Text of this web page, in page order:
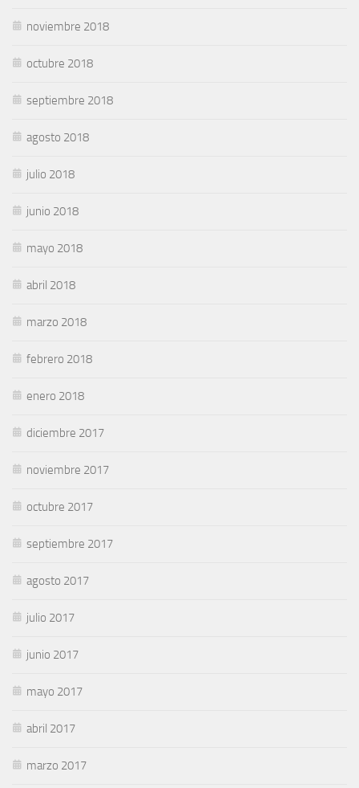
noviembre 2018
octubre 2018
septiembre 2018
agosto 2018
julio 2018
junio 2018
mayo 2018
abril 2018
marzo 2018
febrero 2018
enero 2018
diciembre 2017
noviembre 2017
octubre 2017
septiembre 2017
agosto 2017
julio 2017
junio 2017
mayo 2017
abril 2017
marzo 2017